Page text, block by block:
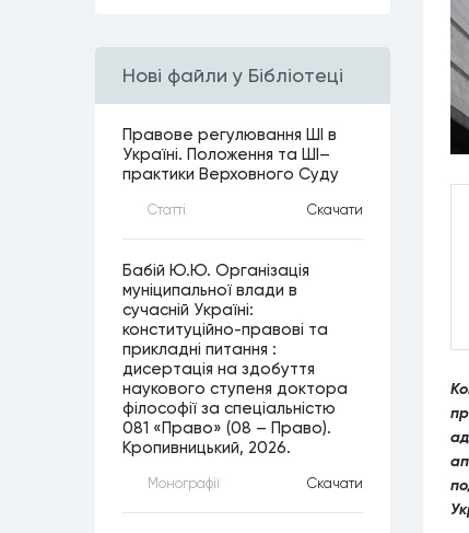
Нові файли у Бібліотеці
Правове регулювання ШІ в
Україні. Положення та ШІ–
практики Верховного Суду
Статтi Скачати
Бабій Ю.Ю. Організація
муніципальної влади в
сучасній Україні:
конституційно-правові та
прикладні питання :
дисертація на здобуття
наукового ступеня доктора
філософії за спеціальністю
081 «Право» (08 – Право).
Кропивницький, 2026.
Монографiї Скачати